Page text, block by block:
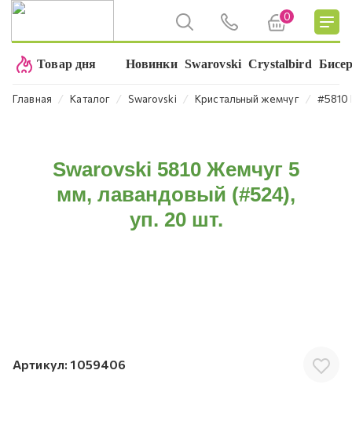
0
Товар дня Новинки Swarovski Crystalbird
Главная ⁄ Каталог ⁄ Swarovski ⁄ Кристальный жемчуг ⁄ #5810
Swarovski 5810 Жемчуг 5
мм, лавандовый (#524),
уп. 20 шт.
Артикул: 1059406